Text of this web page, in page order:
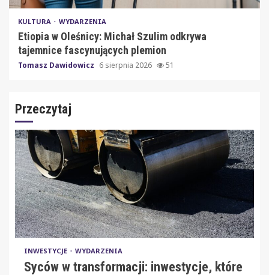
KULTURA WYDARZENIA
Etiopia w Oleśnicy: Michał Szulim odkrywa
tajemnice fascynujących plemion
Tomasz Dawidowicz 6 sierpnia 2026 51
Przeczytaj
INWESTYCJE WYDARZENIA
Syców w transformacji: inwestycje, które